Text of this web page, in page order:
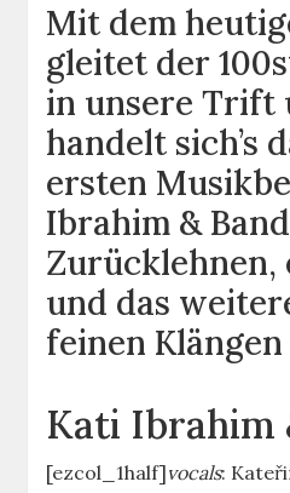
Mit dem
gleitet der
in unsere Trift
handelt sich’s
ersten
Ibrahim &
Zurücklehnen,
und das
feinen Klängen
Kati Ibrahim
[ezcol_1half]vocals: